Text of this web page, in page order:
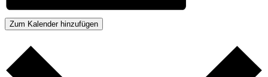
Zum Kalender hinzufügen